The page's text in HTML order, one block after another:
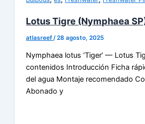
Lotus Tigre (Nymphaea
atlasreef /28 agosto, 2025
Nymphaea lotus ‘Tiger’ — Lotus
contenidos Introducción Ficha
del agua Montaje recomendado
Abonado y